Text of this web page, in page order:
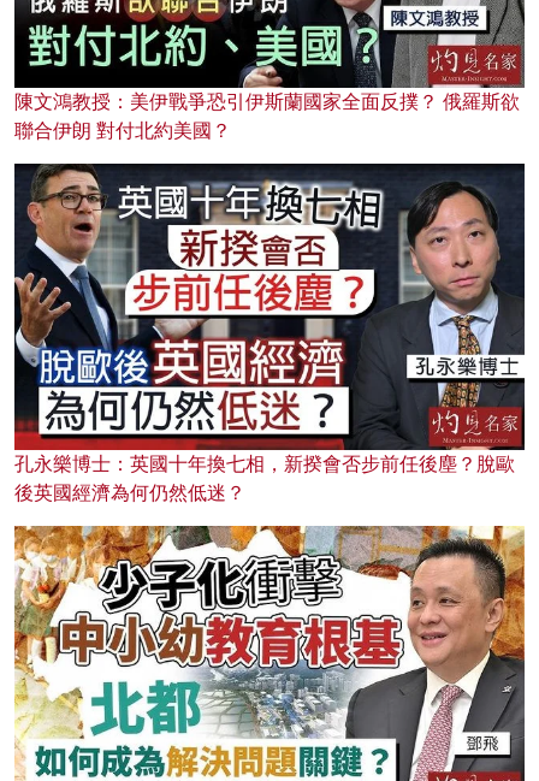
陳文鴻教授：美伊戰爭恐引伊斯蘭國家全面反撲？ 俄羅斯欲
聯合伊朗 對付北約美國？
孔永樂博士：英國十年換七相，新揆會否步前任後塵？脫歐
後英國經濟為何仍然低迷？